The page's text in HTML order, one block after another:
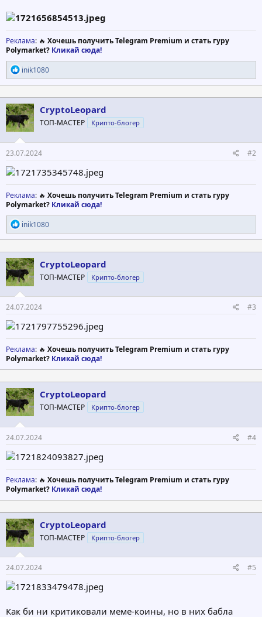
Реклама: 🔥 Хочешь получить Telegram Premium и стать гуру
Polymarket? Кликай сюда!
Р
е
а
к
ц
и
и
:
inik1080
CryptoLeopard
ТОП-МАСТЕР Крипто-блогер
23.07.2024 #2
Реклама: 🔥 Хочешь получить Telegram Premium и стать гуру
Polymarket? Кликай сюда!
Р
е
а
к
ц
и
и
:
inik1080
CryptoLeopard
ТОП-МАСТЕР Крипто-блогер
24.07.2024 #3
Реклама: 🔥 Хочешь получить Telegram Premium и стать гуру
Polymarket? Кликай сюда!
CryptoLeopard
ТОП-МАСТЕР Крипто-блогер
24.07.2024 #4
Реклама: 🔥 Хочешь получить Telegram Premium и стать гуру
Polymarket? Кликай сюда!
CryptoLeopard
ТОП-МАСТЕР Крипто-блогер
24.07.2024 #5
Как би ни критиковали меме-коины, но в них бабла